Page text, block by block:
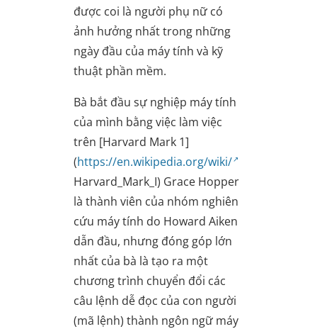
được coi là người phụ nữ có
ảnh hưởng nhất trong những
ngày đầu của máy tính và kỹ
thuật phần mềm.
Bà bắt đầu sự nghiệp máy tính
của mình bằng việc làm việc
trên [Harvard Mark 1]
(https://en.wikipedia.org/wiki/
Harvard_Mark_I) Grace Hopper
là thành viên của nhóm nghiên
cứu máy tính do Howard Aiken
dẫn đầu, nhưng đóng góp lớn
nhất của bà là tạo ra một
chương trình chuyển đổi các
câu lệnh dễ đọc của con người
(mã lệnh) thành ngôn ngữ máy